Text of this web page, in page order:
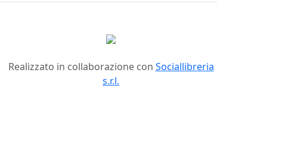
Realizzato in collaborazione con Sociallibreria
s.r.l.